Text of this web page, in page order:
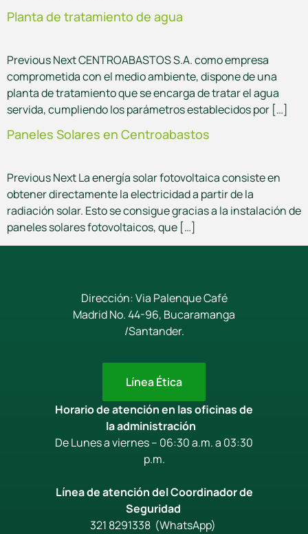
Planta de tratamiento de agua
Previous Next CENTROABASTOS S.A. como empresa
comprometida con el medio ambiente, dispone de una
planta de tratamiento que se encarga de tratar el agua
servida, cumpliendo los parámetros establecidos por […]
Paneles Solares en Centroabastos
Previous Next La energía solar fotovoltaica consiste en
obtener directamente la electricidad a partir de la
radiación solar. Esto se consigue gracias a la instalación de
paneles solares fotovoltaicos, que […]
Dirección: Via Palenque Café
Madrid No. 44-96, Bucaramanga
/Santander.
Línea Ética
Horario de atención en las oficinas de
la administración
De Lunes a viernes – 06:30 a.m. a 03:30
p.m.
Línea de atención del Coordinador de
Seguridad
321 8291338 (WhatsApp)